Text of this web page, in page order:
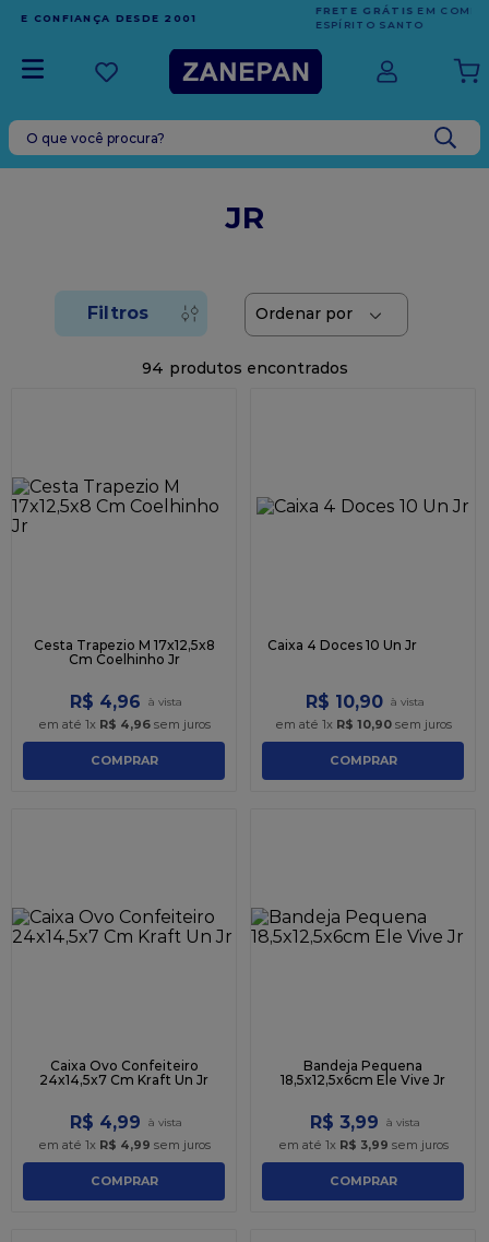
EM COMPRAS ACIMA DE R$1.000,00 PARA O
ESPÍRITO SANTO
O que você procura?
JR
94
Cesta Trapezio M 17x12,5x8
Cm Coelhinho Jr
R$ 4,96
em até 1x R$ 4,96sem juros
COMPRAR
Caixa 4 Doces 10 Un Jr
R$ 10,90
em até 1x R$ 10,90sem juros
COMPRAR
Caixa Ovo Confeiteiro
24x14,5x7 Cm Kraft Un Jr
R$ 4,99
em até 1x R$ 4,99 sem juros
COMPRAR
Bandeja Pequena
18,5x12,5x6cm Ele Vive Jr
R$ 3,99
em até 1x R$ 3,99 sem juros
COMPRAR
TERMOS MAIS BUSCADOS
top harald
vabene
9º
caixa kraft